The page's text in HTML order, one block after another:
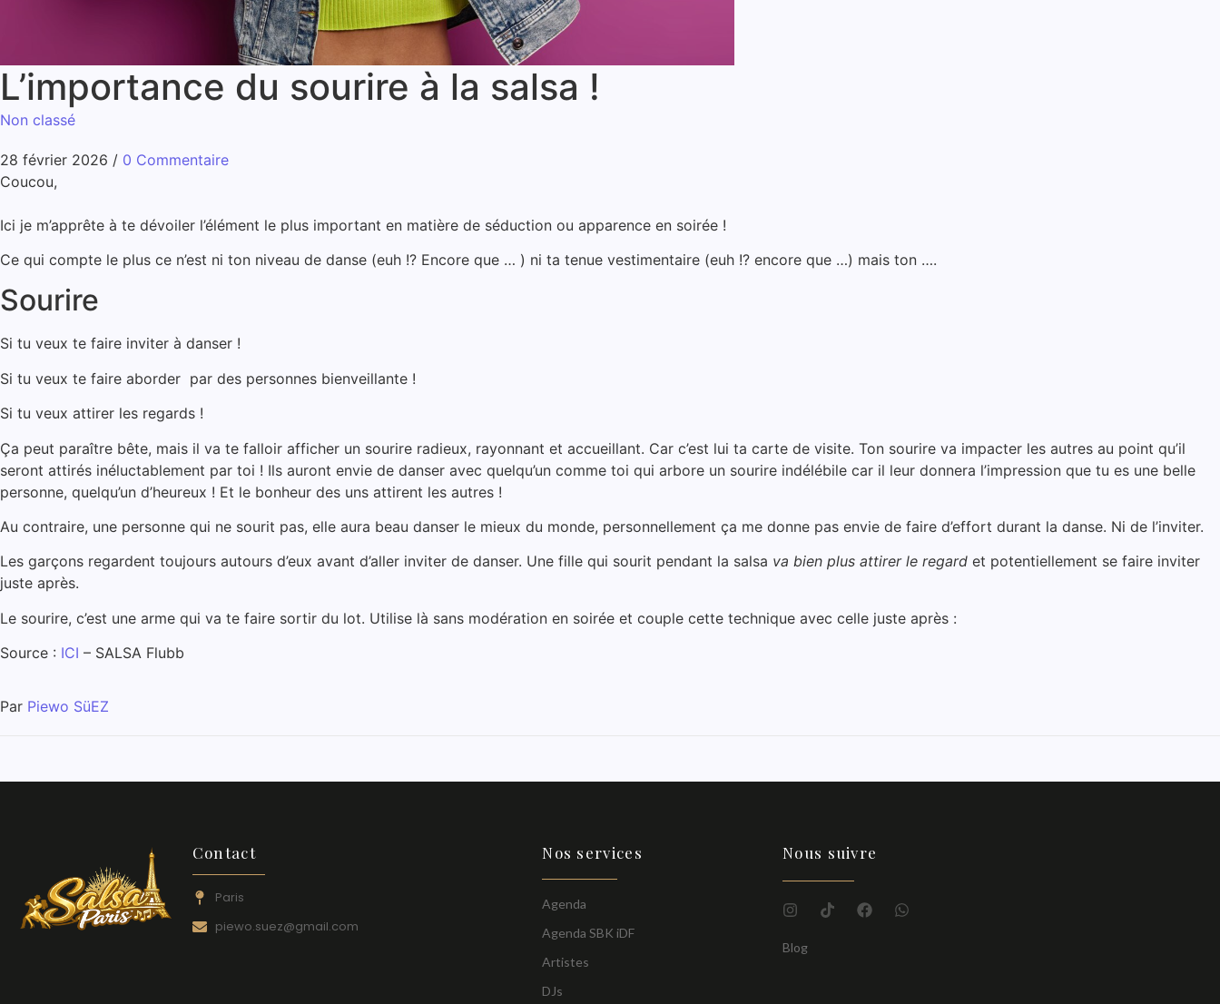
L’importance du sourire à la salsa !
Non classé
28 février 2026 / 0 Commentaire
Coucou,
Ici je m’apprête à te dévoiler l’élément le plus important en matière de séduction ou apparence en soirée !
Ce qui compte le plus ce n’est ni ton niveau de danse (euh !? Encore que … ) ni ta tenue vestimentaire (euh !? encore que …) mais ton ….
Sourire
Si tu veux te faire inviter à danser !
Si tu veux te faire aborder par des personnes bienveillante !
Si tu veux attirer les regards !
Ça peut paraître bête, mais il va te falloir afficher un sourire radieux, rayonnant et accueillant. Car c’est lui ta carte de visite. Ton sourire va impacter les autres au point qu’il
seront attirés inéluctablement par toi ! Ils auront envie de danser avec quelqu’un comme toi qui arbore un sourire indélébile car il leur donnera l’impression que tu es une belle
personne, quelqu’un d’heureux ! Et le bonheur des uns attirent les autres !
Au contraire, une personne qui ne sourit pas, elle aura beau danser le mieux du monde, personnellement ça me donne pas envie de faire d’effort durant la danse. Ni de l’inviter.
Les garçons regardent toujours autours d’eux avant d’aller inviter de danser. Une fille qui sourit pendant la salsa va bien plus attirer le regard et potentiellement se faire inviter
juste après.
Le sourire, c’est une arme qui va te faire sortir du lot. Utilise là sans modération en soirée et couple cette technique avec celle juste après :
Source : ICI – SALSA Flubb
Par Piewo SüEZ
Contact
Paris
piewo.suez@gmail.com
Nos services
Agenda
Agenda SBK iDF
Artistes
DJs
Nous suivre
Blog